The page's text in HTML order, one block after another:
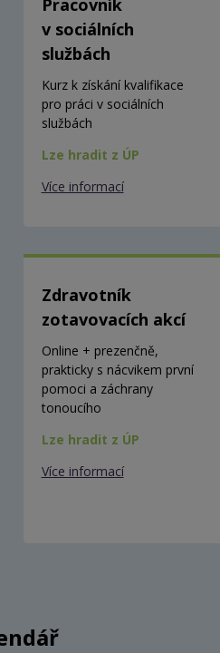
v sociálních
službách
Kurz k získání kvalifikace
pro práci v sociálních
službách
Lze hradit z ÚP
Více informací
Zdravotník
zotavovacích akcí
Online + prezenčně,
prakticky s nácvikem první
pomoci a záchrany
tonoucího
Lze hradit z ÚP
Více informací